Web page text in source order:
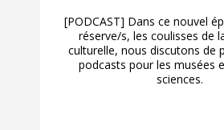
[PODCAST] Dans ce nouvel
réserve/s, les coulisses de
culturelle, nous discutons de
podcasts pour les musées
sciences.